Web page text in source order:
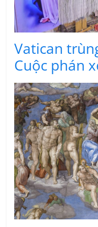
Vatican
Cuộc phán